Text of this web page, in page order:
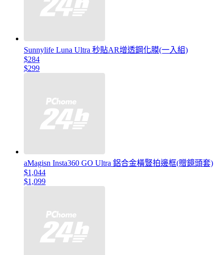
Sunnylife Luna Ultra 秒貼AR增透鋼化膜(一入組)
$284
$299
aMagisn Insta360 GO Ultra 鋁合金橫豎拍邊框(贈鏡頭套)
$1,044
$1,099